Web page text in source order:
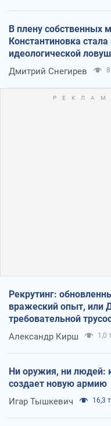
В плену собственных
Константиновка стала
идеологической
оккупантов
Дмитрий Снегирев
Рекрутинг:
вражеский опыт, или
требовательной
Александр Кирш 1,0
Ни оружия, ни людей:
создает новую армию
Игар Тышкевич 16,3